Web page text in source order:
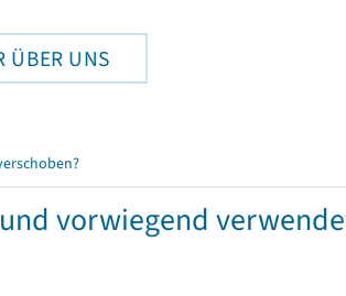
ÜBER UNS
vorwiegend